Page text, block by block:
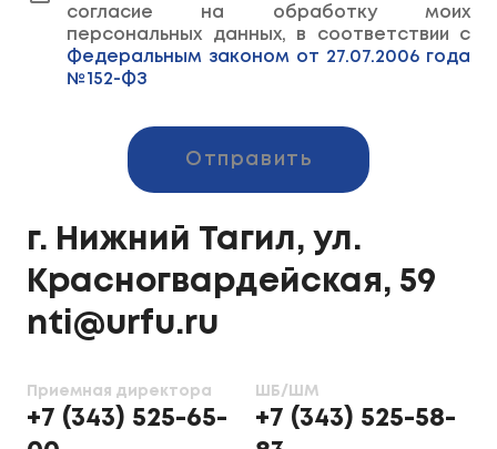
г. Нижний Тагил, ул.
Красногвардейская, 59
nti@urfu.ru
Приемная директора
+7 (343) 525-65-
ШБ/ШМ
+7 (343) 525-58-
согласие на обработку моих
персональных данных, в соответствии с
Федеральным законом от 27.07.2006 года
№152-ФЗ
Отправить